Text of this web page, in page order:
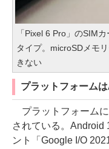
「Pixel 6 Pro」のSIM
タイプ。microSDメモ
きない
プラットフォーム
プラットフォーム
されている。Android
ント「Google I/O